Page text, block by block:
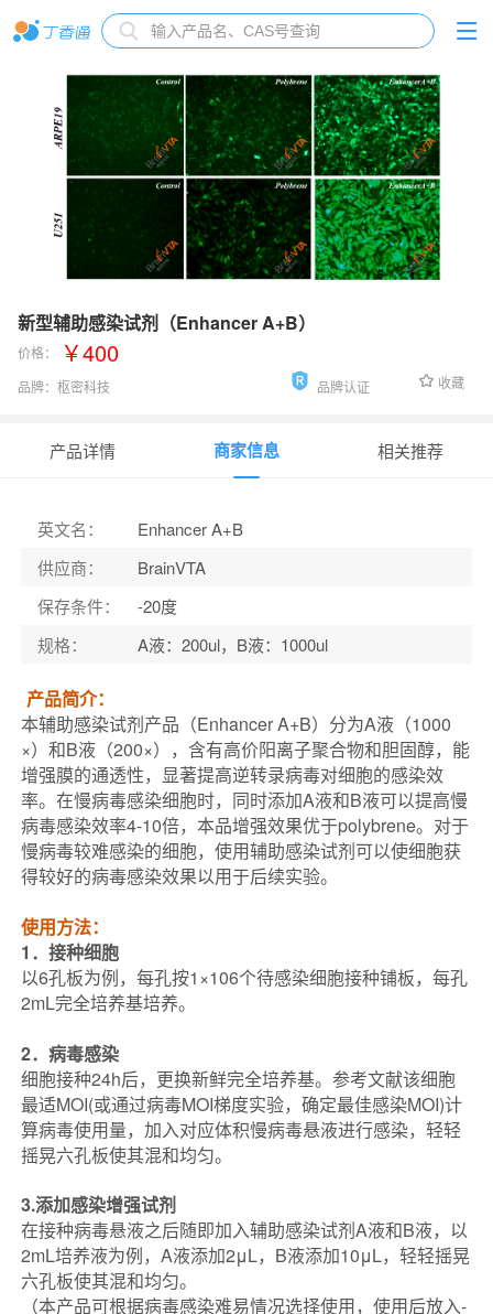
新型辅助感染试剂（Enhancer A+B）
价格： ￥400
品牌： 枢密科技 品牌认证 收藏
产品详情 商家信息 相关推荐
英文名：
Enhancer A+B
供应商：
BrainVTA
保存条件：
-20度
规格： A液：200ul，B液：1000ul
产品简介：
本辅助感染试剂产品（Enhancer A+B）分为A液（1000
×）和B液（200×），含有高价阳离子聚合物和胆固醇，能
增强膜的通透性，显著提高逆转录病毒对细胞的感染效
率。在慢病毒感染细胞时，同时添加A液和B液可以提高慢
病毒感染效率4-10倍，本品增强效果优于polybrene。对于
慢病毒较难感染的细胞，使用辅助感染试剂可以使细胞获
得较好的病毒感染效果以用于后续实验。
使用方法：
1．接种细胞
以6孔板为例，每孔按1×106个待感染细胞接种铺板，每孔
2mL完全培养基培养。
2．病毒感染
细胞接种24h后，更换新鲜完全培养基。参考文献该细胞
最适MOI(或通过病毒MOI梯度实验，确定最佳感染MOI)计
算病毒使用量，加入对应体积慢病毒悬液进行感染，轻轻
摇晃六孔板使其混和均匀。
3.添加感染增强试剂
在接种病毒悬液之后随即加入辅助感染试剂A液和B液，以
2mL培养液为例，A液添加2μL，B液添加10μL，轻轻摇晃
六孔板使其混和均匀。
（本产品可根据病毒感染难易情况选择使用，使用后放入-